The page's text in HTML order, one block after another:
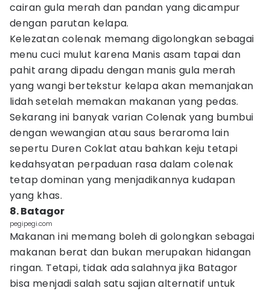
cairan gula merah dan pandan yang dicampur
dengan parutan kelapa.
Kelezatan colenak memang digolongkan sebagai
menu cuci mulut karena Manis asam tapai dan
pahit arang dipadu dengan manis gula merah
yang wangi bertekstur kelapa akan memanjakan
lidah setelah memakan makanan yang pedas.
Sekarang ini banyak varian Colenak yang bumbui
dengan wewangian atau saus beraroma lain
sepertu Duren Coklat atau bahkan keju tetapi
kedahsyatan perpaduan rasa dalam colenak
tetap dominan yang menjadikannya kudapan
yang khas.
8. Batagor
pegipegi.com
Makanan ini memang boleh di golongkan sebagai
makanan berat dan bukan merupakan hidangan
ringan. Tetapi, tidak ada salahnya jika Batagor
bisa menjadi salah satu sajian alternatif untuk